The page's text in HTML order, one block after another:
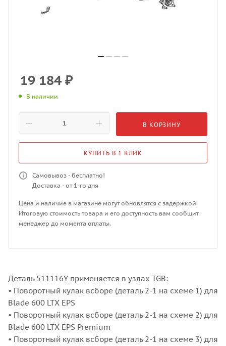
19 184₽
В наличии
В КОРЗИНУ
КУПИТЬ В 1 КЛИК
Самовывоз - бесплатно!
Доставка - от 1-го дня
Цена и наличие в магазине могут обновлятся с задержкой.
Итоговую стоимость товара и его доступность вам сообщит
менеджер до момента оплаты.
Деталь 511116Y применяется в узлах TGB:
• Поворотный кулак всборе (деталь 2-1 на схеме 1) для
Blade 600 LTX EPS
• Поворотный кулак всборе (деталь 2-1 на схеме 2) для
Blade 600 LTX EPS Premium
• Поворотный кулак всборе (деталь 2-1 на схеме 3) для